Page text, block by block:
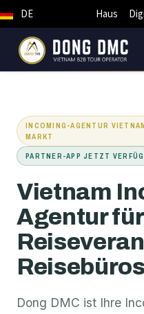
DE Haus
INCOMING-AGENTUR
MARKT
PARTNER-APP JETZT
Vietnam
Agentur
Dong DMC ist Ihre